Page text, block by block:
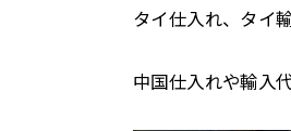
タイ仕入れ、タイ
中国仕入れや輸入